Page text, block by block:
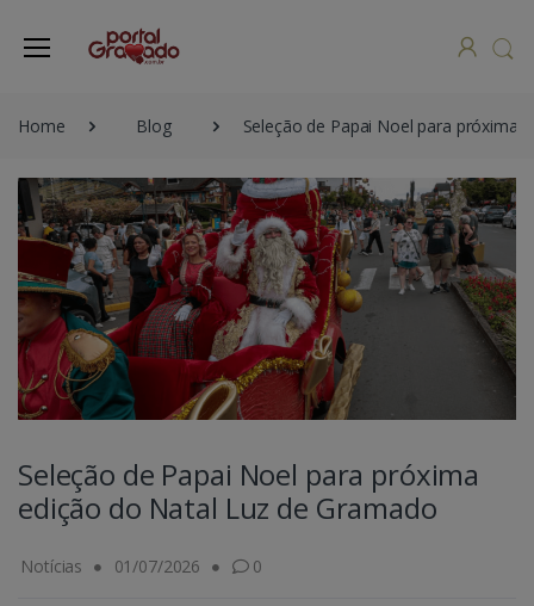
Home Blog Seleção de Papai Noel para próxima
Seleção de Papai Noel para próxima
edição do Natal Luz de Gramado
Notícias 01/07/2026 0